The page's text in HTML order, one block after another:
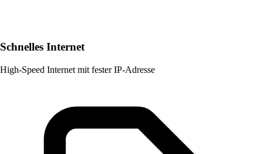
Schnelles Internet
High-Speed Internet mit fester IP-Adresse